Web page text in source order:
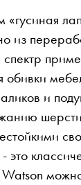
«гусиная
из
обивки
и
это
можно